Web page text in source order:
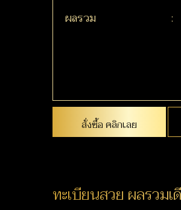
ผลรวม
:
สั่งซื้อ คลิกเลย
ทะเบียนสวย ผลรวม